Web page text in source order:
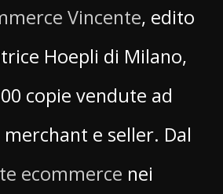
Vincente, edito
Hoepli di Milano,
copie vendute ad
e seller. Dal
ecommerce nei